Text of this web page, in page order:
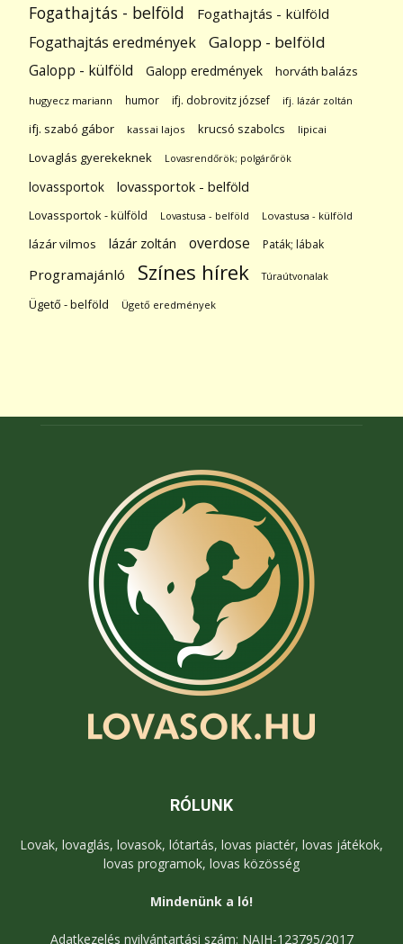
Fogathajtás - belföld Fogathajtás - külföld
Fogathajtás eredmények Galopp - belföld
Galopp - külföld Galopp eredmények horváth balázs
hugyecz mariann humor ifj. dobrovitz józsef ifj. lázár zoltán
ifj. szabó gábor kassai lajos krucsó szabolcs lipicai
Lovaglás gyerekeknek Lovasrendőrök; polgárőrök
lovassportok lovassportok - belföld
Lovassportok - külföld Lovastusa - belföld Lovastusa - külföld
lázár vilmos lázár zoltán overdose Paták; lábak
Programajánló Színes hírek Túraútvonalak
Ügető - belföld Ügető eredmények
RÓLUNK
Lovak, lovaglás, lovasok, lótartás, lovas piactér, lovas játékok,
lovas programok, lovas közösség
Mindenünk a ló!
Adatkezelés nyilvántartási szám: NAIH-123795/2017